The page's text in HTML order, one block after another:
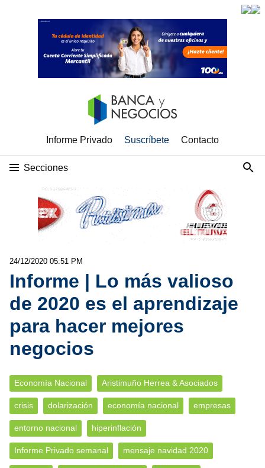
Informe Privado Suscríbete Contacto
Secciones
24/12/2020 05:51 PM
Informe | Lo más valioso
de 2020 es el aprendizaje
para hacer mejores
negocios
Economía Nacional Aristimuño Herrea & Asociados
crisis dolarización economía nacional empresas
entorno nacional hiperinflación
Informe Privado semanal mensaje navidad 2020